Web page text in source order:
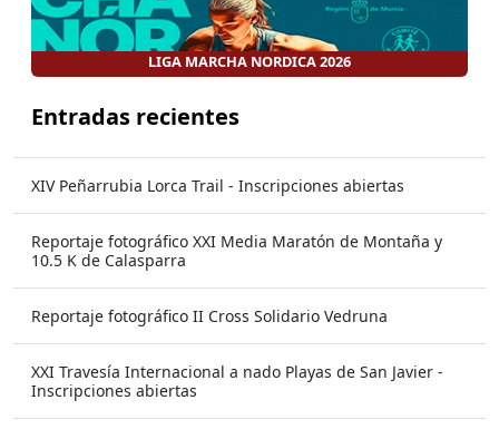
LIGA MARCHA NORDICA 2026
Entradas recientes
XIV Peñarrubia Lorca Trail - Inscripciones abiertas
Reportaje fotográfico XXI Media Maratón de Montaña y
10.5 K de Calasparra
Reportaje fotográfico II Cross Solidario Vedruna
XXI Travesía Internacional a nado Playas de San Javier -
Inscripciones abiertas